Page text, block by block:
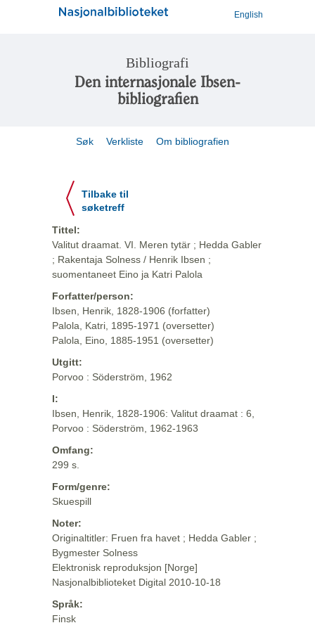
English
Bibliografi
Den internasjonale Ibsen-
bibliografien
Søk Verkliste Om bibliografien
Tilbake til
søketreff
Tittel:
Valitut draamat. VI. Meren tytär ; Hedda Gabler
; Rakentaja Solness / Henrik Ibsen ;
suomentaneet Eino ja Katri Palola
Forfatter/person:
Ibsen, Henrik, 1828-1906 (forfatter)
Palola, Katri, 1895-1971 (oversetter)
Palola, Eino, 1885-1951 (oversetter)
Utgitt:
Porvoo : Söderström, 1962
I:
Ibsen, Henrik, 1828-1906: Valitut draamat : 6,
Porvoo : Söderström, 1962-1963
Omfang:
299 s.
Form/genre:
Skuespill
Noter:
Originaltitler: Fruen fra havet ; Hedda Gabler ;
Bygmester Solness
Elektronisk reproduksjon [Norge]
Nasjonalbiblioteket Digital 2010-10-18
Språk:
Finsk